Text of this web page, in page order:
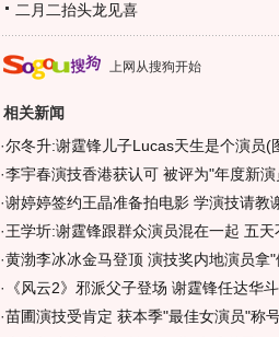
二月二抬头龙见喜
上网从搜狗开始
相关新闻
·尔冬升:谢霆锋儿子Lucas天生是个演员(
·李宇春演技香港获认可 被评为"年度新演
·谢婷婷签约王晶准备拍电影 学演技请教
·王学圻:谢霆锋跟群众演员混在一起 五天
·黄渤李冰冰金马登顶 演技奖内地演员拿"
· 《风云2》邪派父子登场 谢霆锋任达华
·苗圃演技受肯定 获本季"最佳女演员"称